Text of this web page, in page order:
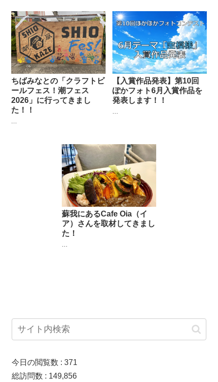
ちばみなとの「クラフトビ
ールフェス！潮フェス
2026」に行ってきまし
た！！
【入賞作品発表】第10回
ぽかフォト6月入賞作品を
発表します！！
蘇我にあるCafe Oia（イ
ア）さんを取材してきまし
た！
...
今日の閲覧数 : 371
総訪問数 : 149,856